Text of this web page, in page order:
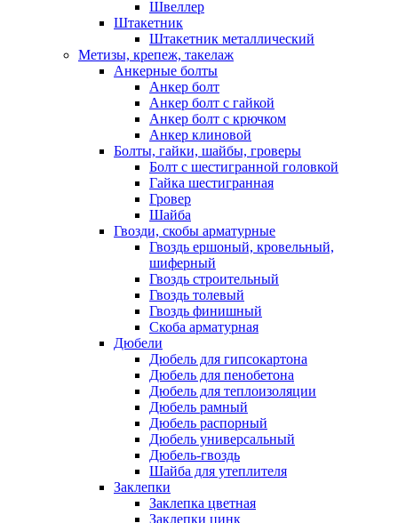
Швеллер
Штакетник
Штакетник металлический
Метизы, крепеж, такелаж
Анкерные болты
Анкер болт
Анкер болт с гайкой
Анкер болт с крючком
Анкер клиновой
Болты, гайки, шайбы, гроверы
Болт c шестигранной головкой
Гайка шестигранная
Гровер
Шайба
Гвозди, скобы арматурные
Гвоздь ершоный, кровельный,
шиферный
Гвоздь строительный
Гвоздь толевый
Гвоздь финишный
Скоба арматурная
Дюбели
Дюбель для гипсокартона
Дюбель для пенобетона
Дюбель для теплоизоляции
Дюбель рамный
Дюбель распорный
Дюбель универсальный
Дюбель-гвоздь
Шайба для утеплителя
Заклепки
Заклепка цветная
Заклепки цинк